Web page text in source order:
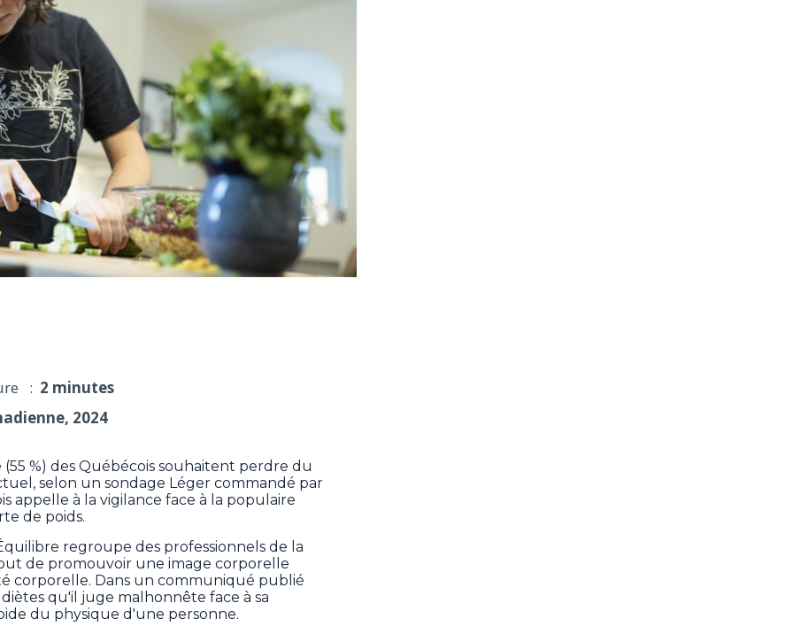
: 2 minutes
2024
%) des Québécois souhaitent perdre du
selon un sondage Léger commandé par
appelle à la vigilance face à la populaire
de poids.
regroupe des professionnels de la
de promouvoir une image corporelle
corporelle. Dans un communiqué publié
qu'il juge malhonnête face à sa
du physique d'une personne.